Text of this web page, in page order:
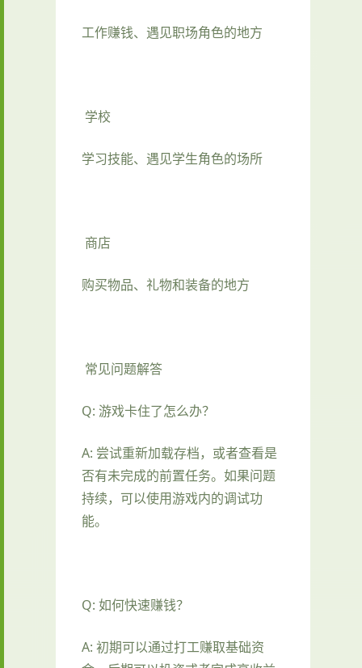
工作赚钱、遇见职场角色的地方
学校
学习技能、遇见学生角色的场所
商店
购买物品、礼物和装备的地方
常见问题解答
Q: 游戏卡住了怎么办？
A: 尝试重新加载存档，或者查看是
否有未完成的前置任务。如果问题
持续，可以使用游戏内的调试功
能。
Q: 如何快速赚钱？
A: 初期可以通过打工赚取基础资